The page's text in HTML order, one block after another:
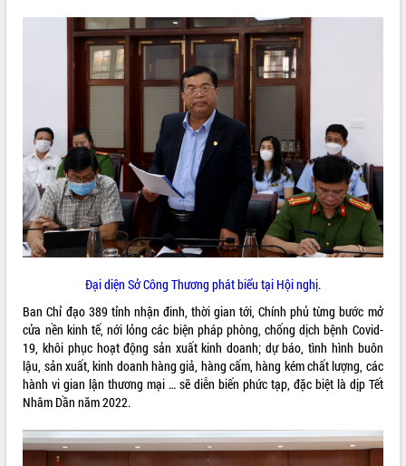
VIDEO
Loading the player...
Trailer Lễ hội Sầu riêng Đắk Lắk năm
Khám bệnh, cấp phát thuốc miễn phí
và tặng quà người dân xã Cư Pui
Hội nghị UBND tỉnh Đắk Lắk thường kỳ
tháng 7/2026
Lễ truy tặng danh hiệu “Bà Mẹ Việt
Nam Anh hùng” và trao Huân chương
Lao động
UBND tỉnh Đắk Lắk triển khai nhiệm
vụ 6 tháng cuối năm 2026
tỉnh khóa XI quyết nghị nhiều nội dung
quan trọng
Bí thư Tỉnh ủy Lương Nguyễn Minh
Triết thăm, tặng quà người có công với
cách mạng
văn hóa, thể thao đáp ứng yêu cầu
phát triển mới
ALBUM ẢNH
LIÊN KẾT WEB
Đại diện Sở Công Thương phát biểu tại Hội nghị.
Ban Chỉ đạo 389 tỉnh nhận đinh, thời gian tới, Chính phủ từng bước mở
cửa nền kinh tế, nới lỏng các biện pháp phòng, chống dịch bệnh Covid-
19, khôi phục hoạt động sản xuất kinh doanh; dự báo, tình hình buôn
lậu, sản xuất, kinh doanh hàng giả, hàng cấm, hàng kém chất lượng, các
hành vi gian lận thương mại … sẽ diễn biến phức tạp, đặc biệt là dịp Tết
Nhâm Dần năm 2022.